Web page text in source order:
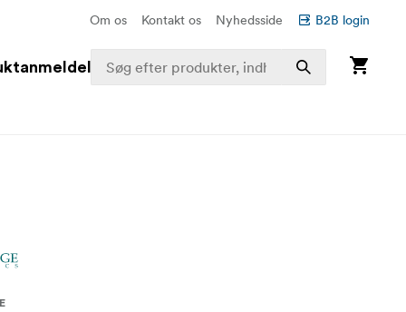
Om os Kontakt os Nyhedsside B2B login